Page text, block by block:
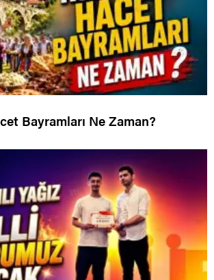
Bayramları Ne Zaman?